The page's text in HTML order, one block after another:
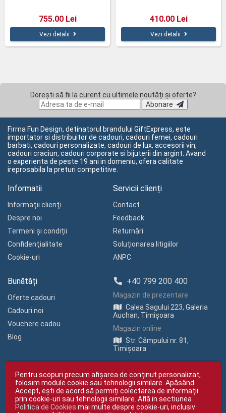
755.00 Lei
Vezi detalii
410.00 Lei
Vezi detalii
Dorești să fii la curent cu ultimele noutăți și oferte?
Abonare
Firma Fun Design, detinatorul brandului GiftExpress, este
importator si distribuitor de cadouri, cadouri femei, cadouri
barbati, cadouri personalizate, cadouri de lux, accesorii vin,
cadouri craciun, cadouri corporate si bijuterii din argint. Avand
o experienta de peste 19 ani in domeniu, ofera calitate
ireprosabila la preturi competitive.
Informatii
Informaţii clienţi
Despre noi
Termeni și condiții
Confidenţialitate
Cookie-uri
Servicii clienți
Contact
Feedback
Returnări
Soluționarea litigiilor
ANPC
Bunătăți
Oferte cadouri
Cadouri noi
Vouchere cadou
Blog
+40 799 200 400
Magazin de prezentare
Calea Sagului 223, Galeria
Auchan, Timișoara
Magazin online
Str. Câmpului nr. 81,
Timișoara
Copyright © giftexpress.ro | Toate drepturile rezervate
Pentru scopuri precum afișarea de conținut personalizat,
folosim module cookie sau tehnologii similare. Apăsând
Accept, ești de acord să permiți colectarea de informații
prin cookie-uri sau tehnologii similare. Află in sectiunea
Politica de Cookies mai multe despre cookie-uri, inclusiv